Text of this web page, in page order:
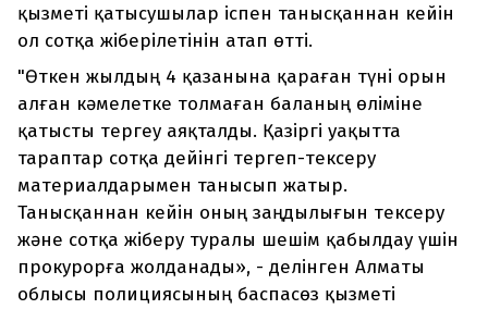
қызметі қатысушылар іспен танысқаннан кейін
ол сотқа жіберілетінін атап өтті.
"Өткен жылдың 4 қазанына қараған түні орын
алған кәмелетке толмаған баланың өліміне
қатысты тергеу аяқталды. Қазіргі уақытта
тараптар сотқа дейінгі тергеп-тексеру
материалдарымен танысып жатыр.
Танысқаннан кейін оның заңдылығын тексеру
және сотқа жіберу туралы шешім қабылдау үшін
прокурорға жолданады», - делінген Алматы
облысы полициясының баспасөз қызметі